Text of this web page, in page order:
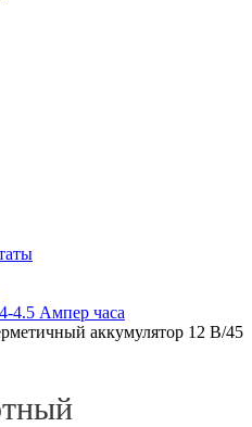
4.5 Ампер часа
аккумулятор 12 В/45